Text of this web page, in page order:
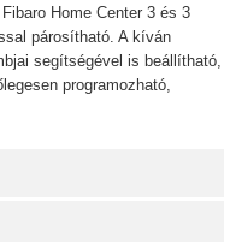
Home Center 3 és 3
párosítható. A kíván
segítségével is beállítható,
programozható,